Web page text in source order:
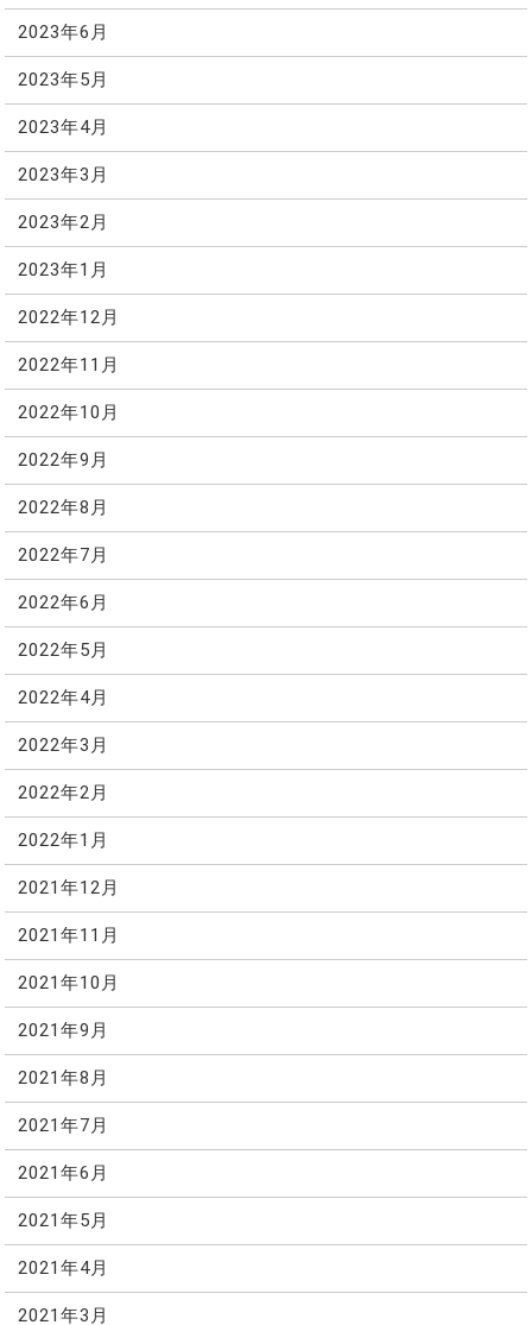
2023年6月
2023年5月
2023年4月
2023年3月
2023年2月
2023年1月
2022年12月
2022年11月
2022年10月
2022年9月
2022年8月
2022年7月
2022年6月
2022年5月
2022年4月
2022年3月
2022年2月
2022年1月
2021年12月
2021年11月
2021年10月
2021年9月
2021年8月
2021年7月
2021年6月
2021年5月
2021年4月
2021年3月